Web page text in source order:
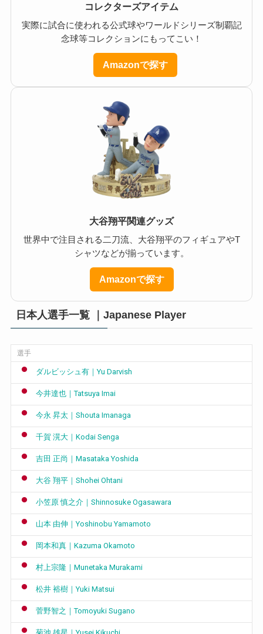
コレクターズアイテム
実際に試合に使われる公式球やワールドシリーズ制覇記
念球等コレクションにもってこい！
Amazonで探す
大谷翔平関連グッズ
世界中で注目される二刀流、大谷翔平のフィギュアやT
シャツなどが揃っています。
Amazonで探す
日本人選手一覧 ｜Japanese Player
選手
ダルビッシュ有｜Yu Darvish
今井達也｜Tatsuya Imai
今永 昇太｜Shouta Imanaga
千賀 滉大｜Kodai Senga
吉田 正尚｜Masataka Yoshida
大谷 翔平｜Shohei Ohtani
小笠原 慎之介｜Shinnosuke Ogasawara
山本 由伸｜Yoshinobu Yamamoto
岡本和真｜Kazuma Okamoto
村上宗隆｜Munetaka Murakami
松井 裕樹｜Yuki Matsui
菅野智之｜Tomoyuki Sugano